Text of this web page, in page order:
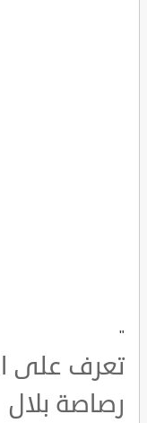
"
تعرف على
رصاصة بلال KUR?UN BILAL